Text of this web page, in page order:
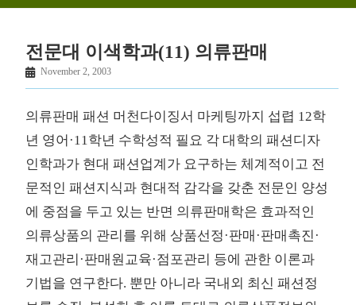
전문대 이색학과(11) 의류판매
November 2, 2003
의류판매 패션 머천다이징서 마케팅까지 섭렵 12학
년 영어·11학년 수학성적 필요 각 대학의 패션디자
인학과가 현대 패션업계가 요구하는 체계적이고 전
문적인 패션지식과 현대적 감각을 갖춘 전문인 양성
에 중점을 두고 있는 반면 의류판매학은 효과적인
의류상품의 관리를 위해 상품선정·판매·판매촉진·
재고관리·판매원교육·점포관리 등에 관한 이론과
기법을 연구한다. 뿐만 아니라 국내외 최신 패션정